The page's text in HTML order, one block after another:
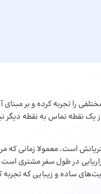
را تجربه کرده و بر
از یک نقطه تماس به نقطه
در طول سفر مشتری
ساده و زیبایی که تجربه